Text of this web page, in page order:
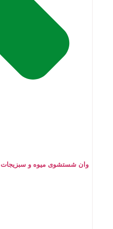
وان شستشوی میوه و سبزیجات